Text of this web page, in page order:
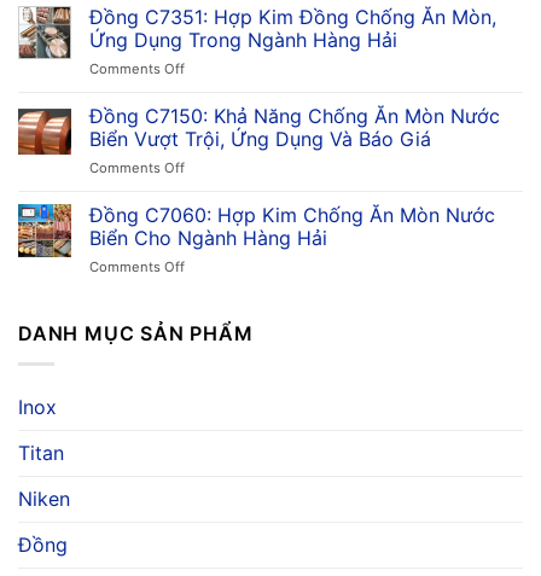
Ưu
Điểm
Trong
Công
C7521:
Tất
Tần
Tật
Hợp
Kim
Đồng
Ứng
Dụng
Đồng C7351: Hợp Kim Đồng Chống Ăn Mòn,
Ứng Dụng Trong Ngành Hàng Hải
Comments Offon
C7351:
Hợp
Kim
Đồng
Ăn
Mòn,
Ứng
Hàng
Đồng C7150: Khả Năng Chống Ăn Mòn Nước
Biển Vượt Trội, Ứng Dụng Và Báo Giá
Comments Offon
C7150:
Khả
Năng
Chống
Nước
Đồng C7060: Hợp Kim Chống Ăn Mòn Nước
Biển Cho Ngành Hàng Hải
Comments Offon
Hợp
DANH MỤC SẢN PHẨM
Inox
Titan
Niken
Đồng